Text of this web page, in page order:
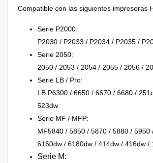
Compatible con las siguientes impresoras
Serie P2000:
P2030 / P2033 / P2034 / P2035 /
Serie 2050:
2050 / 2053 / 2054 / 2055 / 2056 /
Serie LB / Pro:
LB P6300 / 6650 / 6670 / 6680 /
523dw
Serie MF / MFP:
MF5840 / 5850 / 5870 / 5880 / 5950
6160dw / 6180dw / 414dw / 416dw /
Serie M: